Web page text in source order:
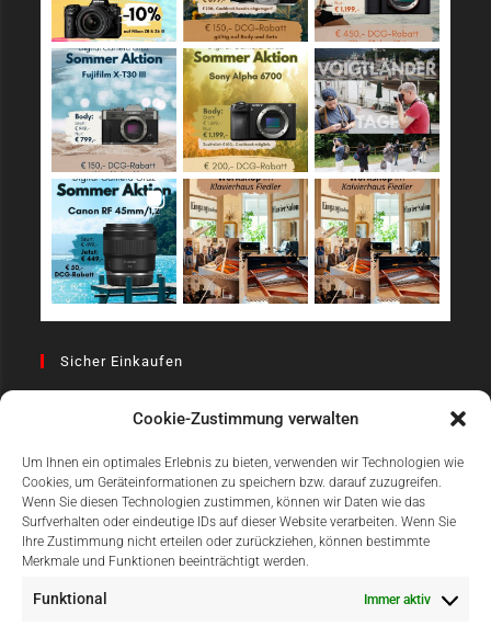
Cookie-Zustimmung verwalten
Um Ihnen ein optimales Erlebnis zu bieten, verwenden wir Technologien wie
Cookies, um Geräteinformationen zu speichern bzw. darauf zuzugreifen.
Wenn Sie diesen Technologien zustimmen, können wir Daten wie das
Surfverhalten oder eindeutige IDs auf dieser Website verarbeiten. Wenn Sie
Ihre Zustimmung nicht erteilen oder zurückziehen, können bestimmte
Merkmale und Funktionen beeinträchtigt werden.
Funktional Immer aktiv
Sicher Einkaufen
Einfach Online Bezahlen